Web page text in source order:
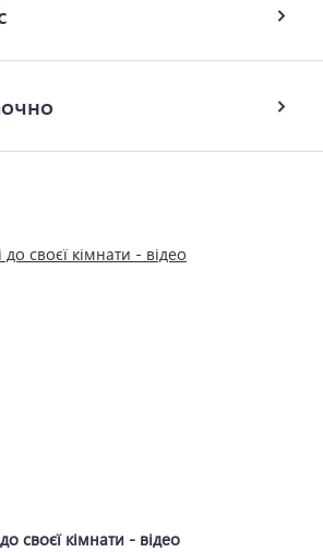
своєї кімнати - відео